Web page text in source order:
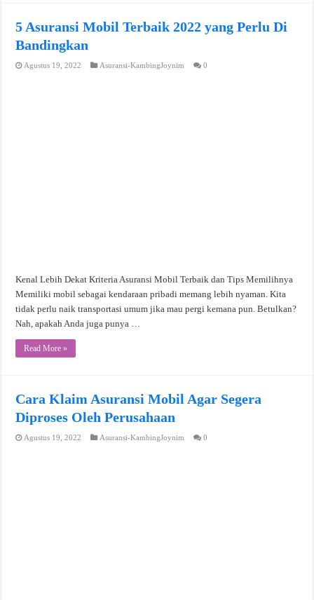
5 Asuransi Mobil Terbaik 2022 yang Perlu Di
Bandingkan
Agustus 19, 2022 Asuransi-KambingJoynim 0
Kenal Lebih Dekat Kriteria Asuransi Mobil Terbaik dan Tips Memilihnya
Memiliki mobil sebagai kendaraan pribadi memang lebih nyaman. Kita
tidak perlu naik transportasi umum jika mau pergi kemana pun. Betulkan?
Nah, apakah Anda juga punya …
Read More »
Cara Klaim Asuransi Mobil Agar Segera
Diproses Oleh Perusahaan
Agustus 19, 2022 Asuransi-KambingJoynim 0